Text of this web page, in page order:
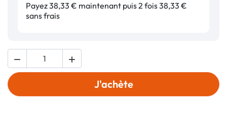
Payez 38,33 € maintenant puis 2 fois 38,33 €
sans frais
 
J'achète